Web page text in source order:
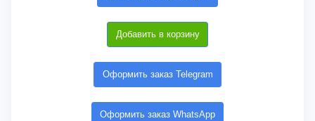
Добавить в корзину
Оформить заказ Telegram
Оформить заказ WhatsApp